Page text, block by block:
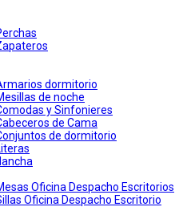
dormitorio
de noche
y Sinfonieres
de Cama
de dormitorio
Oficina Despacho Escritorios
Oficina Despacho Escritorio